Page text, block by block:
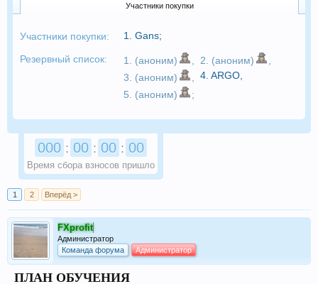
Участники покупки
Участники покупки: 1. Gans;
Резервный список: 1. (аноним) 2. (аноним)
3. (аноним)
4. ARGO
5. (аноним)
;
000 : 00 : 00 : 00
Время сбора взносов пришло
1 2 Вперёд >
FXprofit
Администратор
Команда форума
Администратор
ПЛАН ОБУЧЕНИЯ